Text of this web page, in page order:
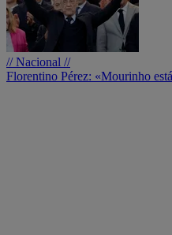
// Nacional //
Florentino Pérez: «Mourinho